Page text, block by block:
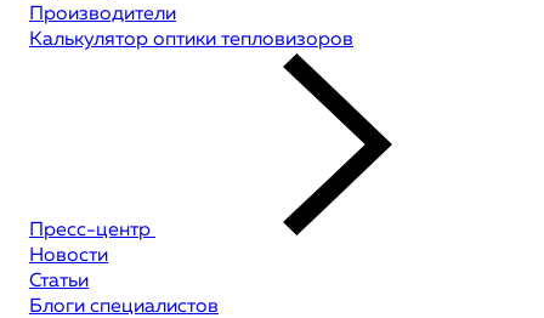
Производители
Калькулятор оптики тепловизоров
Пресс-центр
Новости
Статьи
Блоги специалистов